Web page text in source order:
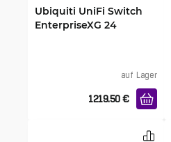
Ubiquiti UniFi Switch
EnterpriseXG 24
auf Lager
1219.50 €